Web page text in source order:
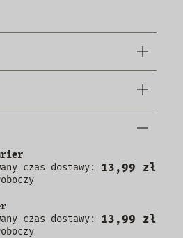
czas dostawy:
13,99 zł
czas dostawy:
13,99 zł